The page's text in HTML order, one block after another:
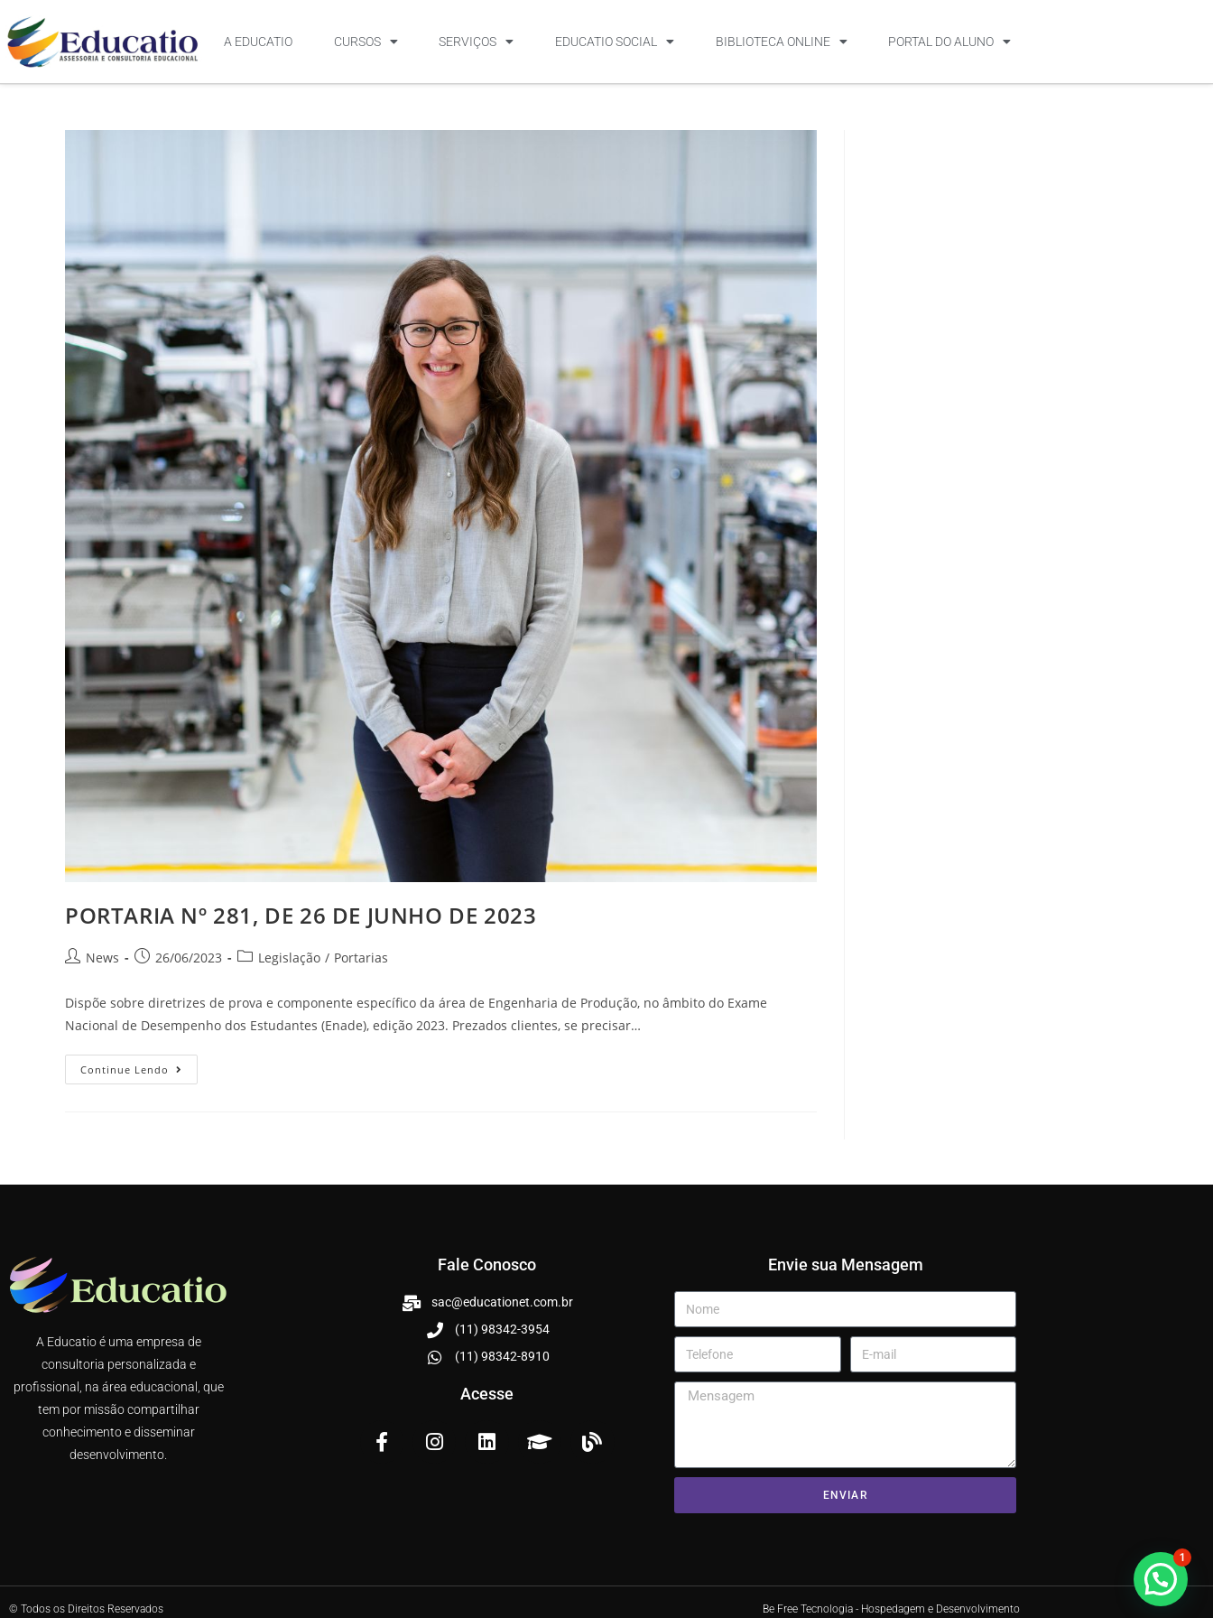
A EDUCATIO CURSOS SERVIÇOS EDUCATIO SOCIAL BIBLIOTECA ONLINE PORTAL DO ALUNO
PORTARIA Nº 281, DE 26 DE JUNHO DE 2023
News 26/06/2023 Legislação / Portarias
Dispõe sobre diretrizes de prova e componente específico da área de Engenharia de Produção, no âmbito do Exame
Nacional de Desempenho dos Estudantes (Enade), edição 2023. Prezados clientes, se precisar…
Continue Lendo
A Educatio é uma empresa de
consultoria personalizada e
profissional, na área educacional, que
tem por missão compartilhar
conhecimento e disseminar
desenvolvimento.
Fale Conosco
sac@educationet.com.br
(11) 98342-3954
(11) 98342-8910
Acesse
Envie sua Mensagem
ENVIAR
© Todos os Direitos Reservados Be Free Tecnologia - Hospedagem e Desenvolvimento
1